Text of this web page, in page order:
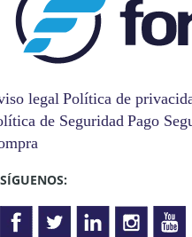
legal Política de
de Seguridad Pago
SÍGUENOS: